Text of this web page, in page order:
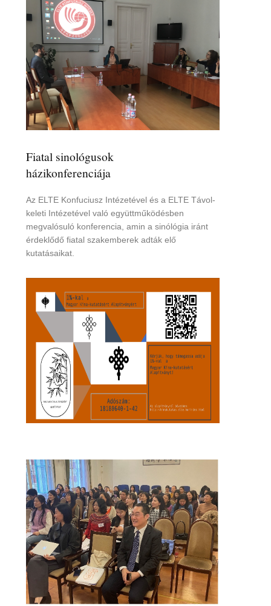
Fiatal sinológusok
házikonferenciája
Az ELTE Konfuciusz Intézetével és a ELTE Távol-
keleti Intézetével való együttműködésben
megvalósuló konferencia, amin a sinólógia iránt
érdeklődő fiatal szakemberek adták elő
kutatásaikat.